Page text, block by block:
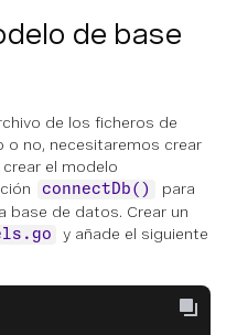
de base
de los ficheros de
o no, necesitaremos crear
el modelo
connectDb()
para
base de datos. Crear un
y añade el siguiente